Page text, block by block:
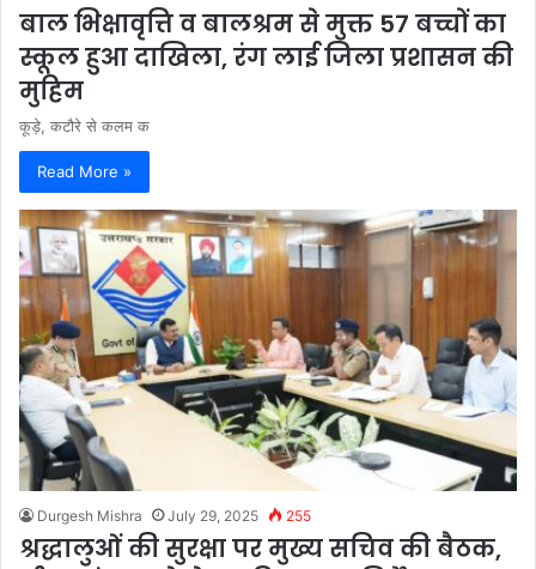
बाल भिक्षावृत्ति व बालश्रम से मुक्त 57 बच्चों का
स्कूल हुआ दाखिला, रंग लाई जिला प्रशासन की
मुहिम
कूड़े, कटौरे से कलम क
Read More »
Durgesh Mishra July 29, 2025 255
श्रद्धालुओं की सुरक्षा पर मुख्य सचिव की बैठक,